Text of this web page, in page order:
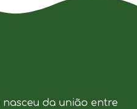
nasceu da união entre